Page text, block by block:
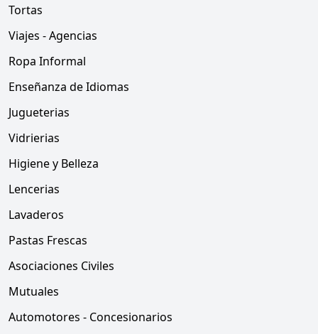
Tortas
Viajes - Agencias
Ropa Informal
Enseñanza de Idiomas
Jugueterias
Vidrierias
Higiene y Belleza
Lencerias
Lavaderos
Pastas Frescas
Asociaciones Civiles
Mutuales
Automotores - Concesionarios